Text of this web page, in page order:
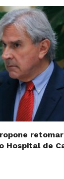
retomar
Hospital de